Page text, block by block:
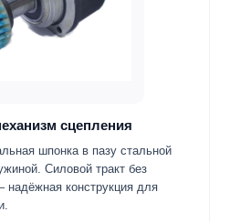
сцепления
шпонка в пазу стальной
Силовой тракт без
конструкция для